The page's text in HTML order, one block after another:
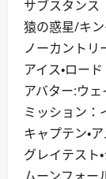
サブスタンス
猿の惑星/キ
ノーカントリ
アイス・ロー
アバター:ウェ
ミッション：
キャプテン・
グレイテスト
ムーンフォー